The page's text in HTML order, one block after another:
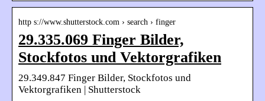
http s://www.shutterstock.com › search › finger
29.335.069 Finger Bilder,
Stockfotos und Vektorgrafiken
29.349.847 Finger Bilder, Stockfotos und
Vektorgrafiken | Shutterstock